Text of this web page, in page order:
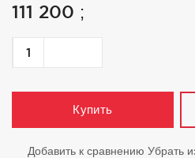
111 200 ;
Купить
Добавить к сравнению Убрать